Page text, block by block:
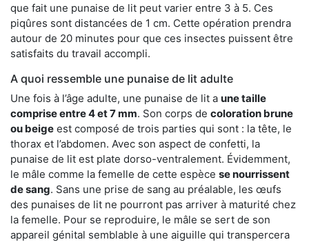
que fait une punaise de lit peut varier entre 3 à 5. Ces
piqûres sont distancées de 1 cm. Cette opération prendra
autour de 20 minutes pour que ces insectes puissent être
satisfaits du travail accompli.
A quoi ressemble une punaise de lit adulte
Une fois à l’âge adulte, une punaise de lit a une taille
comprise entre 4 et 7 mm. Son corps de coloration brune
ou beige est composé de trois parties qui sont : la tête, le
thorax et l’abdomen. Avec son aspect de confetti, la
punaise de lit est plate dorso-ventralement. Évidemment,
le mâle comme la femelle de cette espèce se nourrissent
de sang. Sans une prise de sang au préalable, les œufs
des punaises de lit ne pourront pas arriver à maturité chez
la femelle. Pour se reproduire, le mâle se sert de son
appareil génital semblable à une aiguille qui transpercera